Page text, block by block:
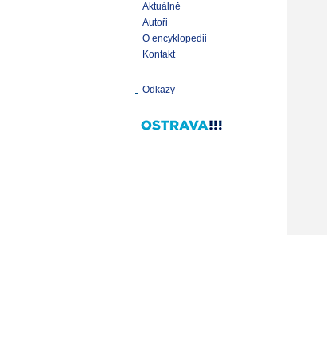
Aktuálně
Autoři
O encyklopedii
Kontakt
Odkazy